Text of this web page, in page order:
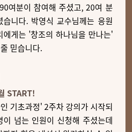
여분이 참여해 주셨고, 20여 분
니다. 박영식 교수님께는 응원
에게는 '창조의 하나님을 만나는'
믿습니다.
START!
기초과정' 2주차 강의가 시작되
넘는 인원이 신청해 주셨는데